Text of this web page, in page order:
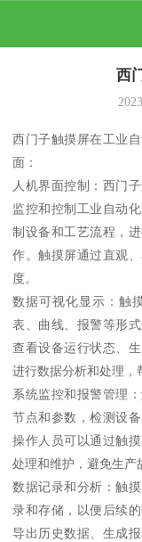
西
西门子触摸屏在工业
面：
人机界面控制：西门
监控和控制工业自动
制设备和工艺流程，
作。触摸屏通过直观
度。
数据可视化显示：触
表、曲线、报警等形
查看设备运行状态、
进行数据分析和处理，
系统监控和报警管理
节点和参数，检测设
操作人员可以通过触
处理和维护，避免生产
数据记录和分析：触
录和存储，以便后续
导出历史数据、生成